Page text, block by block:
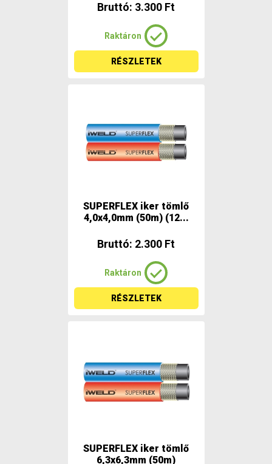
Bruttó: 3.300 Ft
Raktáron
RÉSZLETEK
SUPERFLEX iker tömlő
4,0x4,0mm (50m) (12...
Bruttó: 2.300 Ft
Raktáron
RÉSZLETEK
SUPERFLEX iker tömlő
6,3x6,3mm (50m)